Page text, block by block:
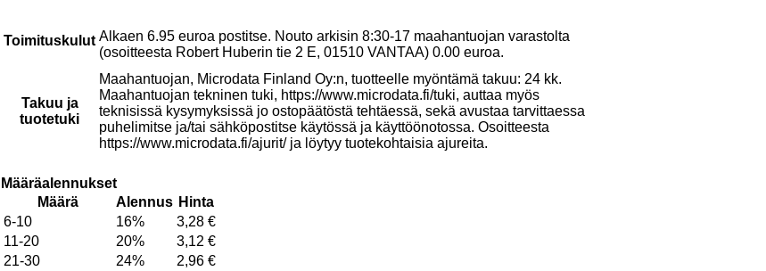
Toimituskulut Alkaen 6.95 euroa postitse. Nouto arkisin 8:30-17 maahantuojan varastolta
(osoitteesta Robert Huberin tie 2 E, 01510 VANTAA) 0.00 euroa.
Takuu ja
tuotetuki
Maahantuojan, Microdata Finland Oy:n, tuotteelle myöntämä takuu: 24 kk.
Maahantuojan tekninen tuki, https://www.microdata.fi/tuki, auttaa myös
teknisissä kysymyksissä jo ostopäätöstä tehtäessä, sekä avustaa tarvittaessa
puhelimitse ja/tai sähköpostitse käytössä ja käyttöönotossa. Osoitteesta
https://www.microdata.fi/ajurit/ ja löytyy tuotekohtaisia ajureita.
Määräalennukset
Määrä
Alennus Hinta
6-10
16% 3,28€
11-20
20% 3,12€
21-30
24% 2,96€